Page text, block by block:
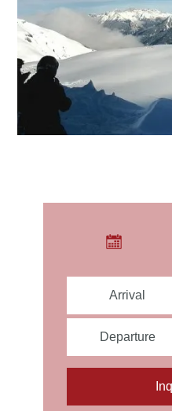
Arrival
Departure